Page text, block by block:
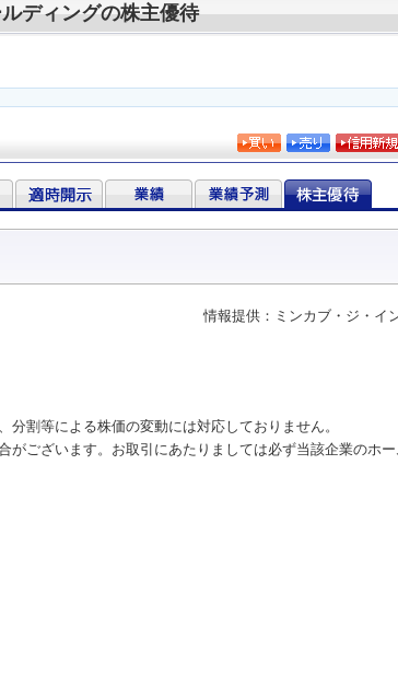
ディングの株主優待
情報提供：ミンカブ・ジ・イ
割等による株価の変動には対応しておりません。
がございます。お取引にあたりましては必ず当該企業のホ